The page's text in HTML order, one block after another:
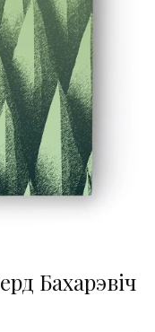
Бахарэвіч